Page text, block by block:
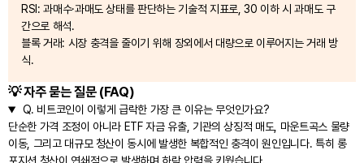
RSI: 과매수·과매도 상태를 판단하는 기술적 지표로, 30 이하 시 과매도 구
간으로 해석.
블록 거래: 시장 충격을 줄이기 위해 장외에서 대량으로 이루어지는 거래 방
식.
💡 자주 묻는 질문 (FAQ)
Q. 비트코인이 이렇게 급락한 가장 큰 이유는 무엇인가요?
단순한 가격 조정이 아니라 ETF 자금 유출, 기관의 상징적 매도, 마운트곡스 물량
이동, 그리고 대규모 청산이 동시에 발생한 복합적인 충격이 원인입니다. 특히 롱